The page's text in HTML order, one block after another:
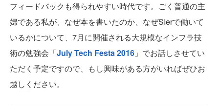
フィードバックも得られやすい時代です。ごく普通の主
婦である私が、なぜ本を書いたのか、なぜSIerで働いて
いるかについて、7月に開催される大規模なインフラ技
術の勉強会「July Tech Festa 2016 」でお話しさせてい
ただく予定ですので、もし興味がある方がいればぜひお
越しください。